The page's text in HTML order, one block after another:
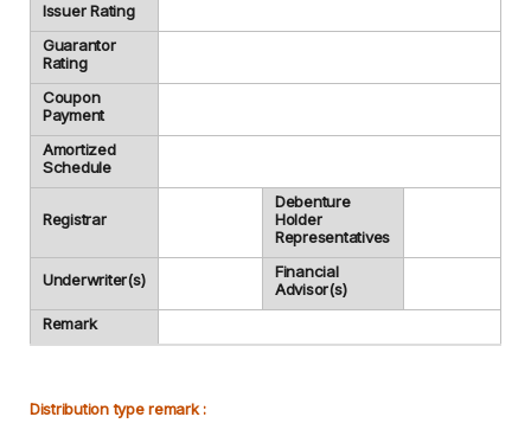
Issuer Rating
Guarantor
Rating
Coupon
Payment
Amortized
Schedule
Registrar
Debenture
Holder
Representatives
Underwriter(s)
Financial
Advisor(s)
Remark
Distribution type remark :